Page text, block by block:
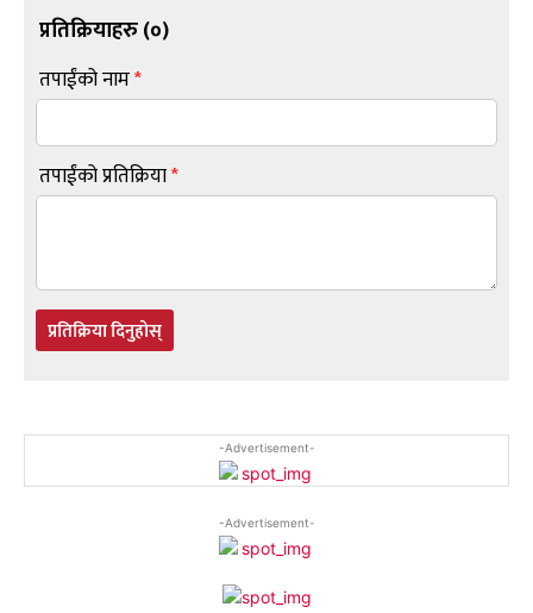
प्रतिक्रियाहरु (०)
तपाईंको नाम*
तपाईंको प्रतिक्रिया*
प्रतिक्रिया दिनुहोस्
-Advertisement-
-Advertisement-